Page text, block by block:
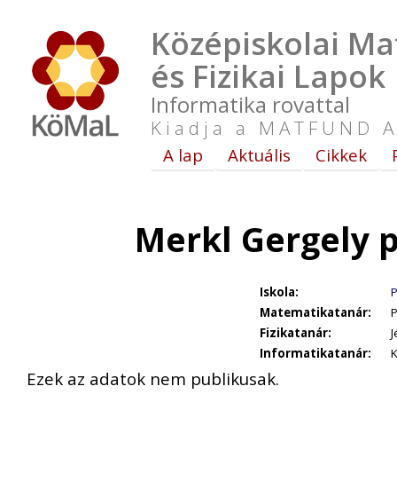
Középiskolai
és Fizikai Lapok
Informatika rovattal
Kiadja a MATFUND
A lap Aktuális Cikkek
Merkl Gergely
Iskola:
Matematikatanár:
Fizikatanár:
Informatikatanár:
Ezek az adatok nem publikusak.